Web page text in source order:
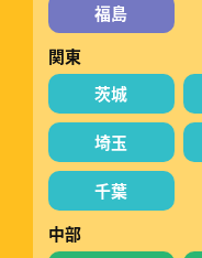
福島
関東
茨城
埼玉
千葉
中部